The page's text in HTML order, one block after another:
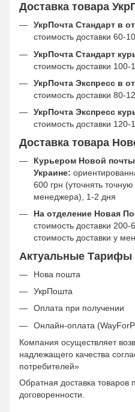
Доставка товара
УкрПочта Стандарт в
стоимость доставки 60-
УкрПочта Стандарт
стоимость доставки 100-
УкрПочта Экспресс в
стоимость доставки 80-
УкрПочта Экспресс
стоимость доставки 120-
Доставка товара
Курьером Новой
Украине:
600 грн (уточнять
менеджера), 1-2 дня
На отделение Новая
стоимость доставки 200-
стоимость доставки у
Актуальные Тарифы
Нова пошта
УкрПошта
Оплата при получении
Онлайн-оплата
Компания осуществляет
надлежащего качества
потребителей»
Обратная доставка товаров
договоренности.